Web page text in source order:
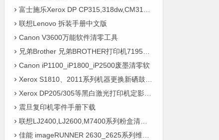
富士施乐Xerox DP CP315,318dw,CM315,318z_中文维修手册
联想Lenovo 拆装手册中文版
Canon V3600万能软件清零工具
兄弟Brother 兄弟BROTHER打印机7195DW加粉后清零方法图解
Canon iP1100_iP1800_iP2500废墨清零软
Xerox S1810、2011系列机器更换新硒鼓后清零
Xerox DP205/305等黑白激光打印机定影手动清零
震旦复印机零件手册下载
联想LJ2400,LJ2600,M7400系列粉盒清零方式（图）
佳能 imageRUNNER 2630_2625系列维修手册